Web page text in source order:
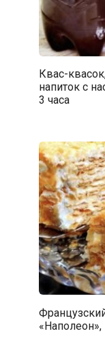
Квас-
напиток с
3 часа